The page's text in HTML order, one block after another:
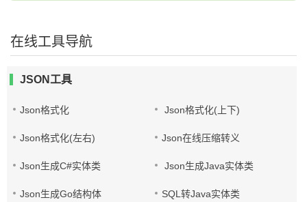
在线工具导航
JSON工具
Json格式化 Json格式化(上下)
Json格式化(左右) Json在线压缩转义
Json生成C#实体类 Json生成Java实体类
Json生成Go结构体 SQL转Java实体类